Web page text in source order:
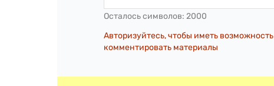
Осталось символов: 2000
Авторизуйтесь, чтобы иметь возможность
комментировать материалы